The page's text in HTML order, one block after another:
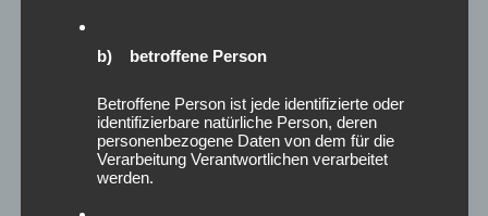
Oktober 2021
September 2021
April 2021
März 2021
b) betroffene Person
Betroffene Person ist jede identifizierte oder
identifizierbare natürliche Person, deren
personenbezogene Daten von dem für die
Verarbeitung Verantwortlichen verarbeitet
werden.